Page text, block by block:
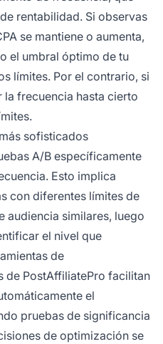
rentabilidad. Si observas
se mantiene o aumenta,
el umbral óptimo de tu
límites. Por el contrario, si
la frecuencia hasta cierto
sofisticados
A/B específicamente
Esto implica
con diferentes límites de
audiencia similares, luego
el nivel que
de
de PostAffiliatePro facilitan
el
pruebas de significancia
de optimización se